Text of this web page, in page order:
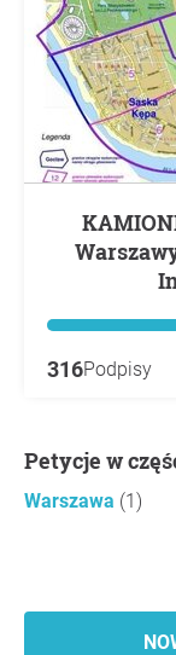
KAMIONEK - poprawienie map
316Podpisy
Petycje w
Warszawa (1)